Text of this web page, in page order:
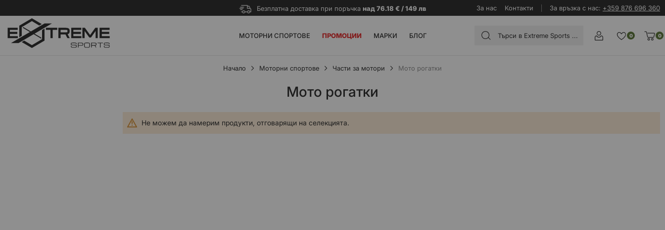
Безплатна доставка при поръчка над 76.18 € / 149 лв За нас Контакти За връзка с нас: +359 876 696 360
МОТОРНИ СПОРТОВЕ ПРОМОЦИИ МАРКИ БЛОГ 0
0
Начало Моторни спортове Части за мотори Мото рогатки
Мото рогатки
Не можем да намерим продукти, отговарящи на селекцията.